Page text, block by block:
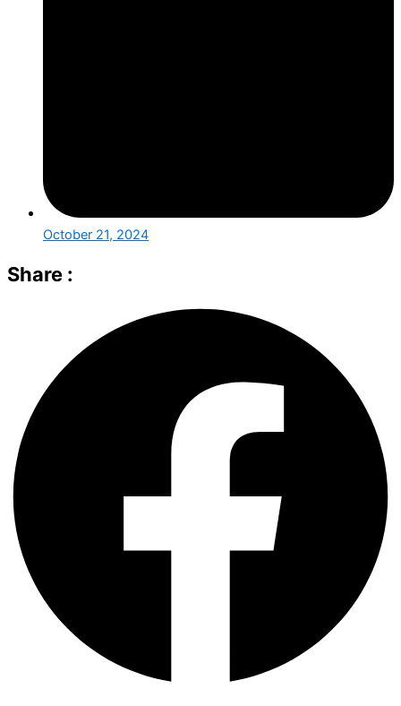
October 21, 2024
Share :